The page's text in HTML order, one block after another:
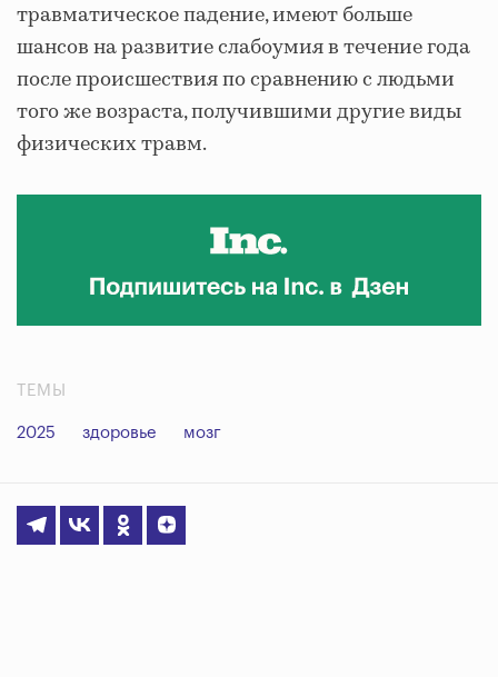
травматическое падение, имеют больше
шансов на развитие слабоумия в течение года
после происшествия по сравнению с людьми
того же возраста, получившими другие виды
физических травм.
ТЕМЫ
2025 здоровье мозг